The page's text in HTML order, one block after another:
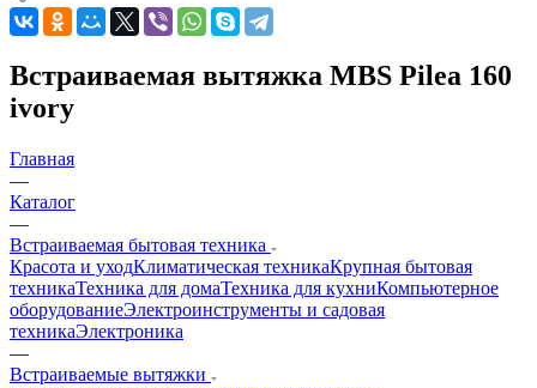
Встраиваемая вытяжка MBS Pilea 160
ivory
Главная
—
Каталог
—
Встраиваемая бытовая техника
Красота и уходКлиматическая техникаКрупная бытовая
техникаТехника для домаТехника для кухниКомпьютерное
оборудованиеЭлектроинструменты и садовая
техникаЭлектроника
—
Встраиваемые вытяжки